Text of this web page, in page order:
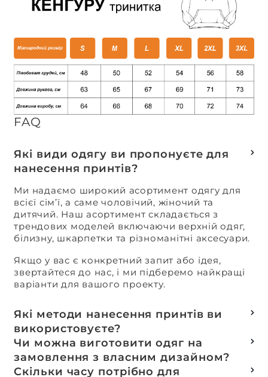
FAQ
Які види одягу ви пропонуєте для
нанесення принтів?
Ми надаємо широкий асортимент одягу для
всієї сім’ї, а саме чоловічий, жіночий та
дитячий. Наш асортимент складається з
трендових моделей включаючи верхній одяг,
білизну, шкарпетки та різноманітні аксесуари.
Якщо у вас є конкретний запит або ідея,
звертайтеся до нас, і ми підберемо найкращі
варіанти для вашого проекту.
Які методи нанесення принтів ви
використовуєте?
Термотранферний
Шовкотрафаретний
DTF – друк
Чи можна виготовити одяг на
замовлення з власним дизайном?
Так, ми спеціалізуємося на розробці колекцій
Скільки часу потрібно для